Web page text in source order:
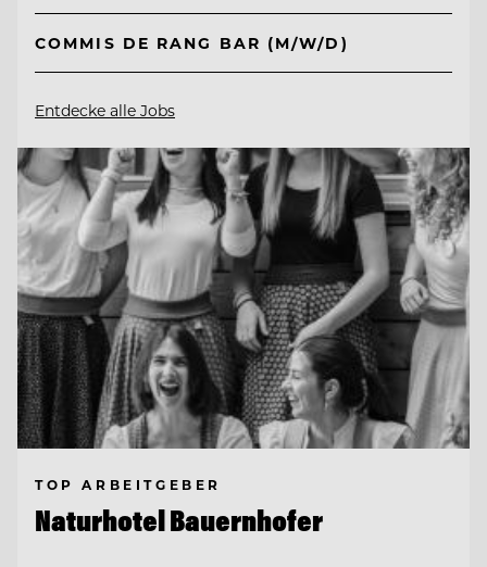
COMMIS DE RANG BAR (M/W/D)
Entdecke alle Jobs
TOP ARBEITGEBER
Naturhotel Bauernhofer